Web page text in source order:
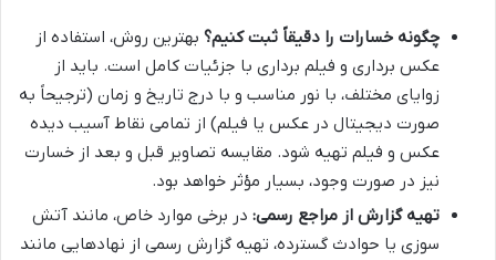
چگونه خسارات را دقیقاً ثبت کنیم؟ بهترین روش، استفاده از
عکس برداری و فیلم برداری با جزئیات کامل است. باید از
زوایای مختلف، با نور مناسب و با درج تاریخ و زمان (ترجیحاً به
صورت دیجیتال در عکس یا فیلم) از تمامی نقاط آسیب دیده
عکس و فیلم تهیه شود. مقایسه تصاویر قبل و بعد از خسارت
نیز در صورت وجود، بسیار مؤثر خواهد بود.
تهیه گزارش از مراجع رسمی: در برخی موارد خاص، مانند آتش
سوزی یا حوادث گسترده، تهیه گزارش رسمی از نهادهایی مانند